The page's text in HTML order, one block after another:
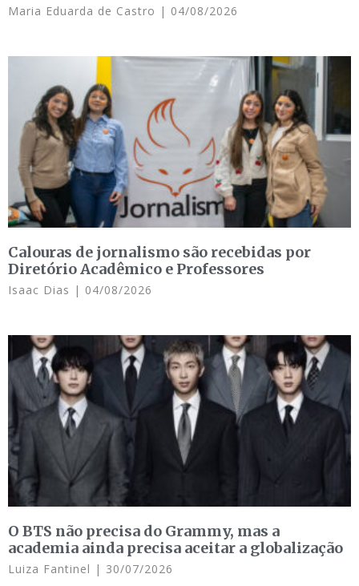
Maria Eduarda de Castro 04/08/2026
Calouras de jornalismo são recebidas por
Diretório Acadêmico e Professores
Isaac Dias 04/08/2026
O BTS não precisa do Grammy, mas a
academia ainda precisa aceitar a globalização
Luiza Fantinel 30/07/2026